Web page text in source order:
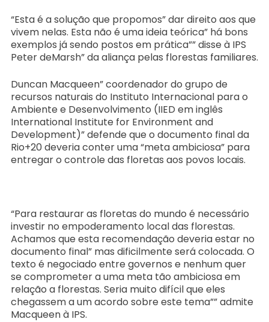
“Esta é a solução que propomos” dar direito aos que
vivem nelas. Esta não é uma ideia teórica” há bons
exemplos já sendo postos em prática”” disse à IPS
Peter deMarsh” da aliança pelas florestas familiares.
Duncan Macqueen” coordenador do grupo de
recursos naturais do Instituto Internacional para o
Ambiente e Desenvolvimento (IIED em inglês
International Institute for Environment and
Development)” defende que o documento final da
Rio+20 deveria conter uma “meta ambiciosa” para
entregar o controle das floretas aos povos locais.
“Para restaurar as floretas do mundo é necessário
investir no empoderamento local das florestas.
Achamos que esta recomendação deveria estar no
documento final” mas dificilmente será colocada. O
texto é negociado entre governos e nenhum quer
se comprometer a uma meta tão ambiciosa em
relação a florestas. Seria muito difícil que eles
chegassem a um acordo sobre este tema”” admite
Macqueen à IPS.